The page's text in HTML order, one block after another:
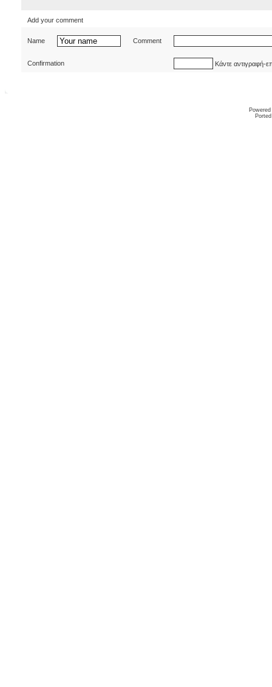
Add your comment
Name Comment
Confirmation Κάντε αντιγραφή-